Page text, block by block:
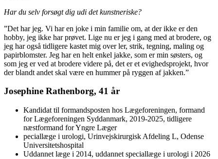
Har du selv forsøgt dig udi det kunstneriske?
”Det har jeg. Vi har en joke i min familie om, at der ikke er den
hobby, jeg ikke har prøvet. Lige nu er jeg i gang med at brodere, og
jeg har også tidligere kastet mig over ler, strik, tegning, maling og
papirblomster. Jeg har en helt enkel jakke, som er min søsters, og
som jeg er ved at brodere videre på, det er et evighedsprojekt, hvor
der blandt andet skal være en hummer på ryggen af jakken.”
Josephine Rathenborg, 41 år
Kandidat til formandsposten hos Lægeforeningen, formand
for Lægeforeningen Syddanmark, 2019-2025, tidligere
næstformand for Yngre Læger
peciallæge i urologi, Urinvejskirurgisk Afdeling L, Odense
Universitetshospital
Uddannet læge i 2014, uddannet speciallæge i urologi i 2026